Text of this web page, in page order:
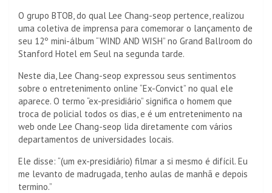
O grupo BTOB, do qual Lee Chang-seop pertence, realizou
uma coletiva de imprensa para comemorar o lançamento de
seu 12º mini-álbum “WIND AND WISH” no Grand Ballroom do
Stanford Hotel em Seul na segunda tarde.
Neste dia, Lee Chang-seop expressou seus sentimentos
sobre o entretenimento online “Ex-Convict” no qual ele
aparece. O termo “ex-presidiário” significa o homem que
troca de policial todos os dias, e é um entretenimento na
web onde Lee Chang-seop lida diretamente com vários
departamentos de universidades locais.
Ele disse: “(um ex-presidiário) filmar a si mesmo é difícil. Eu
me levanto de madrugada, tenho aulas de manhã e depois
termino.”